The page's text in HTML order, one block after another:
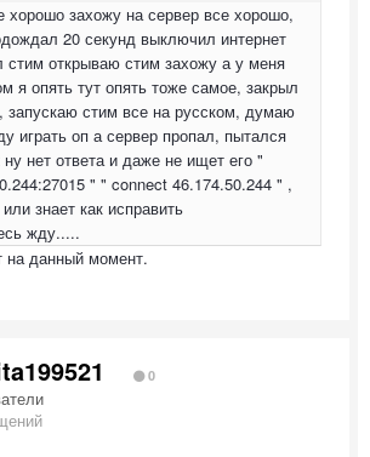
хорошо захожу на сервер все хорошо,
20 секунд выключил интернет
стим открываю стим захожу а у меня
я опять тут опять тоже самое, закрыл
запускаю стим все на русском, думаю
играть оп а сервер пропал, пытался
ну нет ответа и даже не ищет его "
" " connect 46.174.50.244 " ,
знает как исправить
жду.....
на данный момент.
0